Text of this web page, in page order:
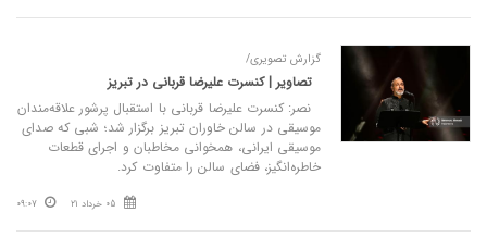
گزارش تصویری/
تصاویر | کنسرت علیرضا قربانی در تبریز
نصر: کنسرت علیرضا قربانی با استقبال پرشور علاقه‌مندان
موسیقی در سالن خاوران تبریز برگزار شد؛ شبی که صدای
موسیقی ایرانی، همخوانی مخاطبان و اجرای قطعات
خاطره‌انگیز، فضای سالن را متفاوت کرد.
05 خرداد 21 09:07